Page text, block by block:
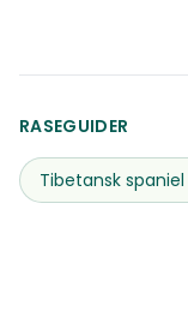
RASEGUIDER
Tibetansk spaniel